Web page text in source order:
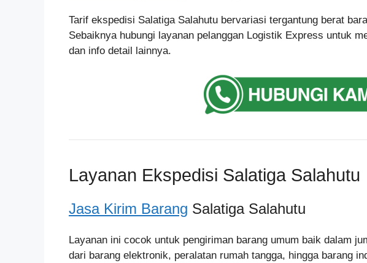
Tarif ekspedisi Salatiga Salahutu bervariasi tergantung berat
Sebaiknya hubungi layanan pelanggan Logistik Express untuk
dan info detail lainnya.
Layanan Ekspedisi Salatiga Salahutu
Jasa Kirim Barang Salatiga Salahutu
Layanan ini cocok untuk pengiriman barang umum baik dalam
dari barang elektronik, peralatan rumah tangga, hingga barang